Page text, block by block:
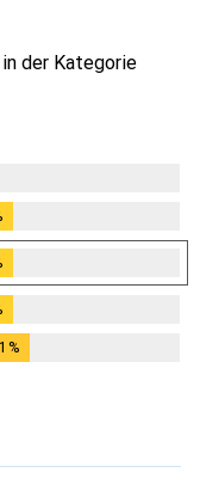
der Kategorie
%